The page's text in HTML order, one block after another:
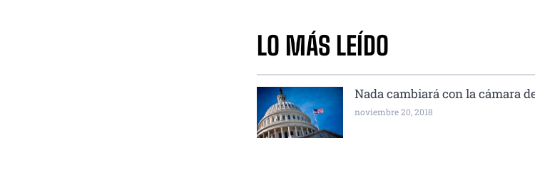
LO MÁS LEÍDO
Nada cambiará con la cámara
noviembre 20, 2018